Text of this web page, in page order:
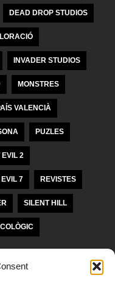
DEAD DROP STUDIOS
INVADER STUDIOS
MONSTRES
VALENCIÀ
PUZLES
EVIL 2
7 REVISTES
SILENT HILL